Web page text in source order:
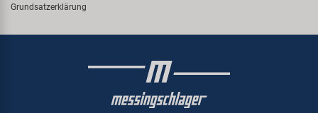
Grundsatzerklärung